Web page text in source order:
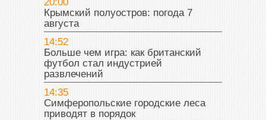
Крымский полуостров: погода 7
августа
14:52
Больше чем игра: как британский
футбол стал индустрией
развлечений
14:35
Симферопольские городские леса
приводят в порядок